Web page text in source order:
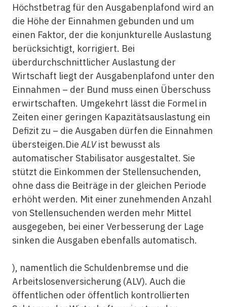
Höchstbetrag für den Ausgabenplafond wird an
die Höhe der Einnahmen gebunden und um
einen Faktor, der die konjunkturelle Auslastung
berücksichtigt, korrigiert. Bei
überdurchschnittlicher Auslastung der
Wirtschaft liegt der Ausgabenplafond unter den
Einnahmen – der Bund muss einen Überschuss
erwirtschaften. Umgekehrt lässt die Formel in
Zeiten einer geringen Kapazitätsauslastung ein
Defizit zu – die Ausgaben dürfen die Einnahmen
übersteigen.DieALVist bewusst als
automatischer Stabilisator ausgestaltet. Sie
stützt die Einkommen der Stellensuchenden,
ohne dass die Beiträge in der gleichen Periode
erhöht werden. Mit einer zunehmenden Anzahl
von Stellensuchenden werden mehr Mittel
ausgegeben, bei einer Verbesserung der Lage
sinken die Ausgaben ebenfalls automatisch.
), namentlich die Schuldenbremse und die
Arbeitslosenversicherung (ALV). Auch die
öffentlichen oder öffentlich kontrollierten